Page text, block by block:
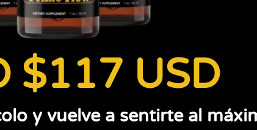
$117 USD
y vuelve a sentirte al